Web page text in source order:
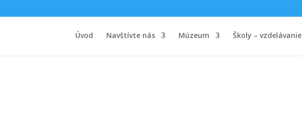
Úvod Navštívte nás Múzeum Školy – vzdelávanie